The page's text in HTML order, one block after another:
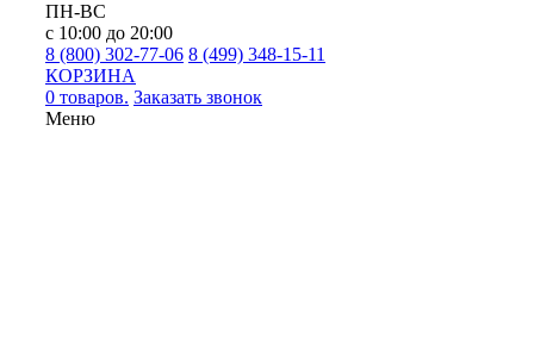
ПН-ВС
с 10:00 до 20:00
8 (800) 302-77-06 8 (499) 348-15-11
КОРЗИНА
0 товаров. Заказать звонок
Меню